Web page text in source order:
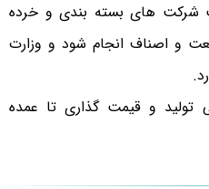
شرکت های بسته بندی و خرده
و اصناف انجام شود و وزارت
تولید و قیمت گذاری تا عمده